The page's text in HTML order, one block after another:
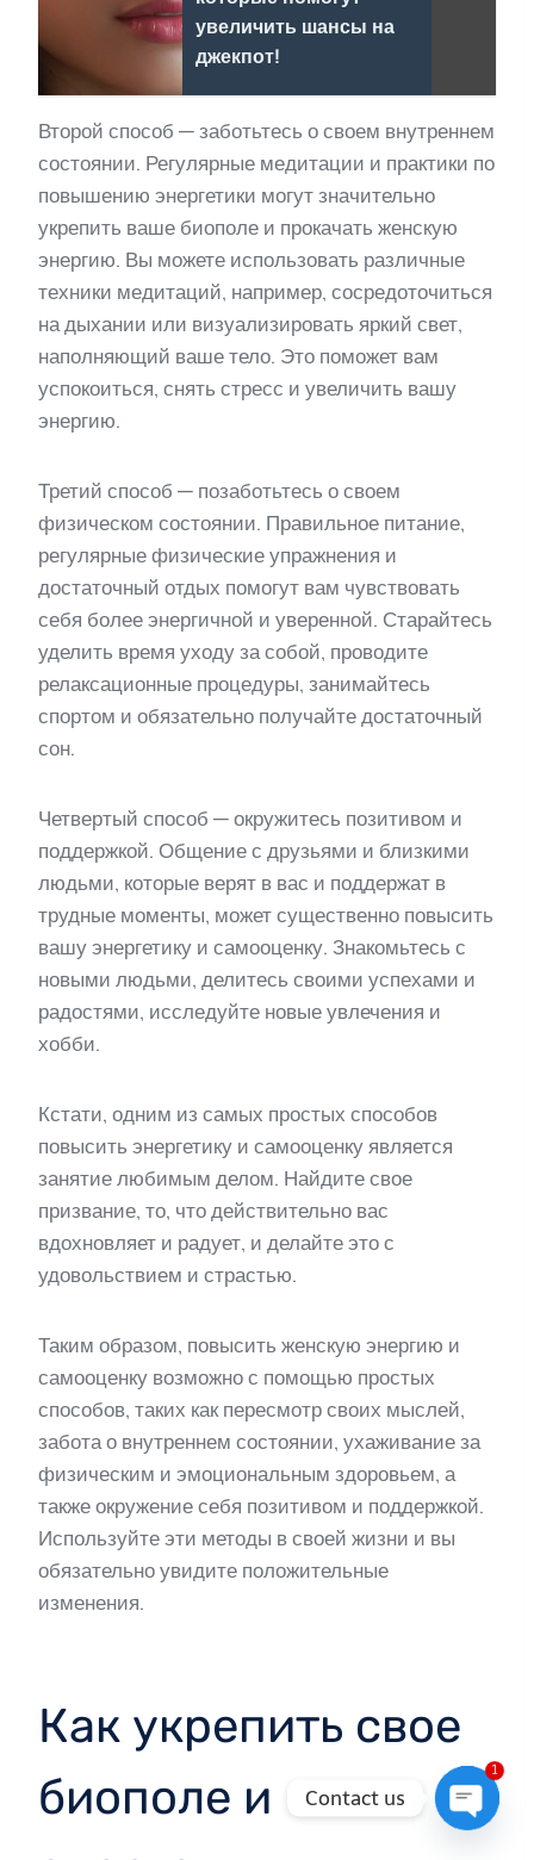
увеличить шансы на
джекпот!
Второй способ — заботьтесь о своем внутреннем
состоянии. Регулярные медитации и практики по
повышению энергетики могут значительно
укрепить ваше биополе и прокачать женскую
энергию. Вы можете использовать различные
техники медитаций, например, сосредоточиться
на дыхании или визуализировать яркий свет,
наполняющий ваше тело. Это поможет вам
успокоиться, снять стресс и увеличить вашу
энергию.
Третий способ — позаботьтесь о своем
физическом состоянии. Правильное питание,
регулярные физические упражнения и
достаточный отдых помогут вам чувствовать
себя более энергичной и уверенной. Старайтесь
уделить время уходу за собой, проводите
релаксационные процедуры, занимайтесь
спортом и обязательно получайте достаточный
сон.
Четвертый способ — окружитесь позитивом и
поддержкой. Общение с друзьями и близкими
людьми, которые верят в вас и поддержат в
трудные моменты, может существенно повысить
вашу энергетику и самооценку. Знакомьтесь с
новыми людьми, делитесь своими успехами и
радостями, исследуйте новые увлечения и
хобби.
Кстати, одним из самых простых способов
повысить энергетику и самооценку является
занятие любимым делом. Найдите свое
призвание, то, что действительно вас
вдохновляет и радует, и делайте это с
удовольствием и страстью.
Таким образом, повысить женскую энергию и
самооценку возможно с помощью простых
способов, таких как пересмотр своих мыслей,
забота о внутреннем состоянии, ухаживание за
физическим и эмоциональным здоровьем, а
также окружение себя позитивом и поддержкой.
Используйте эти методы в своей жизни и вы
обязательно увидите положительные
изменения.
Как укрепить свое
биополе и
Contact us
1